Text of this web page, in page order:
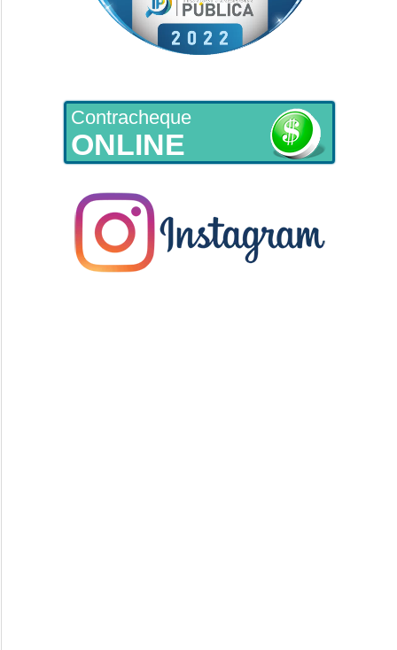
Contracheque
ONLINE